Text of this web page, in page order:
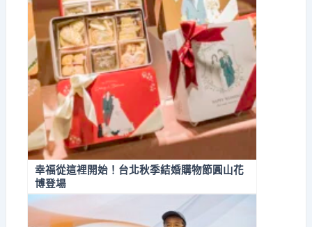
幸福從這裡開始！台北秋季結婚購物節圓山花
博登場